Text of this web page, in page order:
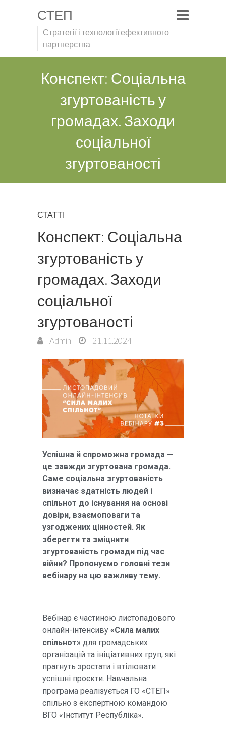
СТЕП
Стратегії і технології ефективного
партнерства
Конспект: Соціальна
згуртованість у
громадах. Заходи
соціальної
згуртованості
СТАТТІ
Конспект: Соціальна
згуртованість у
громадах. Заходи
соціальної
згуртованості
Admin 21.11.2024
Успішна й спроможна громада —
це завжди згуртована громада.
Саме соціальна згуртованість
визначає здатність людей і
спільнот до існування на основі
довіри, взаємоповаги та
узгоджених цінностей. Як
зберегти та зміцнити
згуртованість громади під час
війни? Пропонуємо головні тези
вебінару на цю важливу тему.
Вебінар є частиною листопадового
онлайн-інтенсиву «Сила малих
спільнот» для громадських
організацій та ініціативних груп, які
прагнуть зростати і втілювати
успішні проєкти. Навчальна
програма реалізується ГО «СТЕП»
спільно з експертною командою
ВГО «Інститут Республіка».